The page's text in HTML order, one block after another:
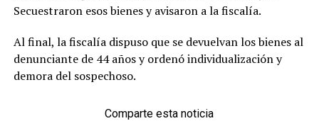
Secuestraron esos bienes y avisaron a la fiscalía.
Al final, la fiscalía dispuso que se devuelvan los bienes al
denunciante de 44 años y ordenó individualización y
demora del sospechoso.
Comparte esta noticia